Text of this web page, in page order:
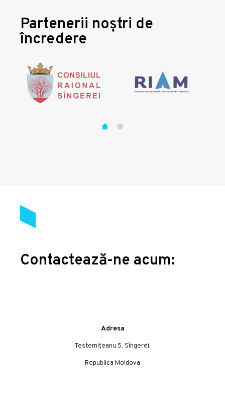
Partenerii noștri de
încredere
Contactează-ne acum:
Adresa
Testemițeanu 5, Sîngerei,
Republica Moldova